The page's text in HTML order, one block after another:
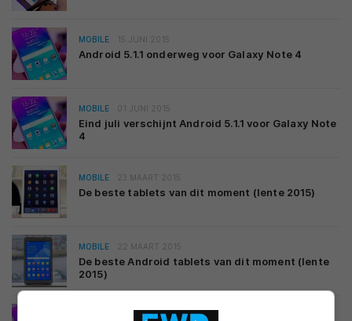
MOBILE 15 JUNI 2015
Android 5.1.1 onderweg voor Galaxy Note 4
MOBILE 01 JUNI 2015
Eind juli verschijnt Android 5.1.1 voor Galaxy Note
4
MOBILE 23 MAART 2015
De beste tablets van dit moment (lente 2015)
MOBILE 22 MAART 2015
De beste Android tablets van dit moment (lente
2015)
16 FEBRUARI 2015